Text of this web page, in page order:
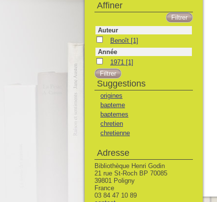
Affiner
Auteur
BenoîtBenoît [1]
Année
1971 1971 [1]
Suggestions
origines
bapteme
baptemes
chretien
chretienne
Adresse
Bibliothèque Henri Godin
21 rue St-Roch BP 70085
39801 Poligny
France
03 84 47 10 89